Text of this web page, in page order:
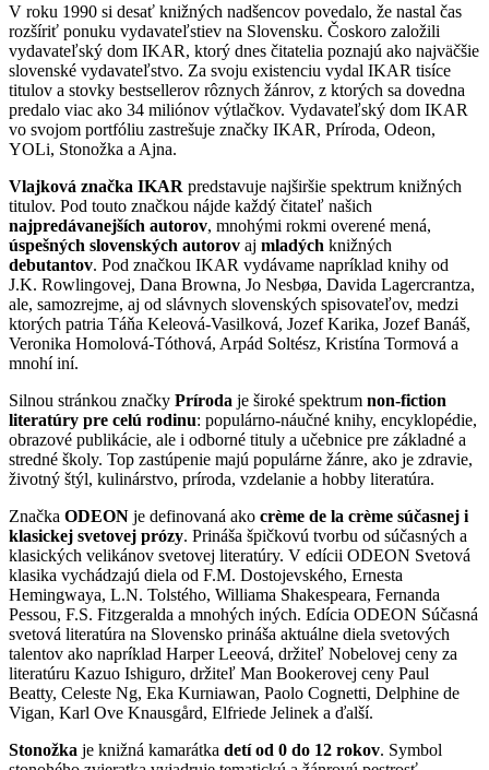
V roku 1990 si desať knižných nadšencov povedalo, že nastal čas
rozšíriť ponuku vydavateľstiev na Slovensku. Čoskoro založili
vydavateľský dom IKAR, ktorý dnes čitatelia poznajú ako najväčšie
slovenské vydavateľstvo. Za svoju existenciu vydal IKAR tisíce
titulov a stovky bestsellerov rôznych žánrov, z ktorých sa dovedna
predalo viac ako 34 miliónov výtlačkov. Vydavateľský dom IKAR
vo svojom portfóliu zastrešuje značky IKAR, Príroda, Odeon,
YOLi, Stonožka a Ajna.
Vlajková značka IKAR predstavuje najširšie spektrum knižných
titulov. Pod touto značkou nájde každý čitateľ našich
najpredávanejších autorov, mnohými rokmi overené mená,
úspešných slovenských autorov aj mladých knižných
debutantov. Pod značkou IKAR vydávame napríklad knihy od
J.K. Rowlingovej, Dana Browna, Jo Nesbøa, Davida Lagercrantza,
ale, samozrejme, aj od slávnych slovenských spisovateľov, medzi
ktorých patria Táňa Keleová-Vasilková, Jozef Karika, Jozef Banáš,
Veronika Homolová-Tóthová, Arpád Soltész, Kristína Tormová a
mnohí iní.
Silnou stránkou značky Príroda je široké spektrum non-fiction
literatúry pre celú rodinu: populárno-náučné knihy, encyklopédie,
obrazové publikácie, ale i odborné tituly a učebnice pre základné a
stredné školy. Top zastúpenie majú populárne žánre, ako je zdravie,
životný štýl, kulinárstvo, príroda, vzdelanie a hobby literatúra.
Značka ODEON je definovaná ako crème de la crème súčasnej i
klasickej svetovej prózy. Prináša špičkovú tvorbu od súčasných a
klasických velikánov svetovej literatúry. V edícii ODEON Svetová
klasika vychádzajú diela od F.M. Dostojevského, Ernesta
Hemingwaya, L.N. Tolstého, Williama Shakespeara, Fernanda
Pessou, F.S. Fitzgeralda a mnohých iných. Edícia ODEON Súčasná
svetová literatúra na Slovensko prináša aktuálne diela svetových
talentov ako napríklad Harper Leeová, držiteľ Nobelovej ceny za
literatúru Kazuo Ishiguro, držiteľ Man Bookerovej ceny Paul
Beatty, Celeste Ng, Eka Kurniawan, Paolo Cognetti, Delphine de
Vigan, Karl Ove Knausgård, Elfriede Jelinek a ďalší.
Stonožka je knižná kamarátka detí od 0 do 12 rokov. Symbol